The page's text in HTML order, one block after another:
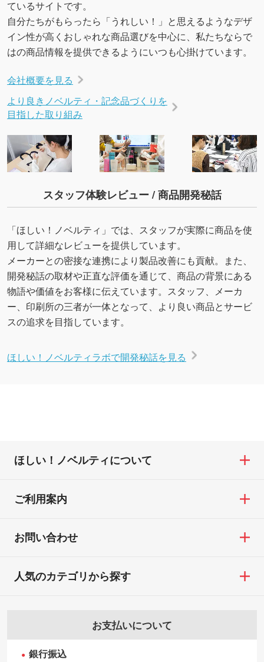
ているサイトです。
自分たちがもらったら「うれしい！」と思えるようなデザ
イン性が高くおしゃれな商品選びを中心に、私たちならで
はの商品情報を提供できるようにいつも心掛けています。
会社概要を見る
より良きノベルティ・記念品づくりを
目指した取り組み
スタッフ体験レビュー / 商品開発秘話
「ほしい！ノベルティ」では、スタッフが実際に商品を使
用して詳細なレビューを提供しています。
メーカーとの密接な連携により製品改善にも貢献。また、
開発秘話の取材や正直な評価を通じて、商品の背景にある
物語や価値をお客様に伝えています。スタッフ、メーカ
ー、印刷所の三者が一体となって、より良い商品とサービ
スの追求を目指しています。
ほしい！ノベルティラボで開発秘話を見る
ほしい！ノベルティについて
ご利用案内
お問い合わせ
お支払いについて
銀行振込
人気のカテゴリから探す